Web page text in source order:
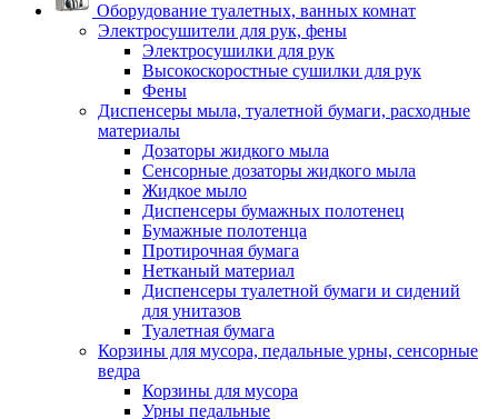
Оборудование туалетных, ванных комнат
Электросушители для рук, фены
Электросушилки для рук
Высокоскоростные сушилки для рук
Фены
Диспенсеры мыла, туалетной бумаги, расходные
материалы
Дозаторы жидкого мыла
Сенсорные дозаторы жидкого мыла
Жидкое мыло
Диспенсеры бумажных полотенец
Бумажные полотенца
Протирочная бумага
Нетканый материал
Диспенсеры туалетной бумаги и сидений
для унитазов
Туалетная бумага
Корзины для мусора, педальные урны, сенсорные
ведра
Корзины для мусора
Урны педальные